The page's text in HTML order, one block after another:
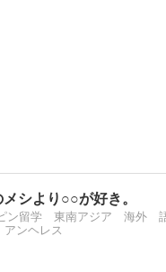
シより○○が好き。
ン留学 東南アジア 海外
アンヘレス